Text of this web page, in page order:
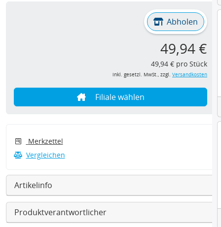
Abholen
49,94 €
49,94 € pro Stück
inkl. gesetzl. MwSt., zzgl. Versandkosten
Filiale wählen
Merkzettel
Vergleichen
Artikelinfo
Produktverantwortlicher